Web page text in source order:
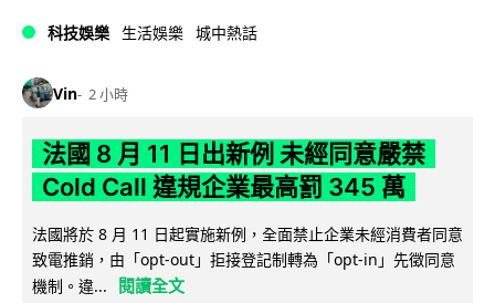
科技娛樂 生活娛樂 城中熱話
Vin 2 小時
法國 8 月 11 日出新例 未經同意嚴禁
Cold Call 違規企業最高罰 345 萬
法國將於 8 月 11 日起實施新例，全面禁止企業未經消費者同意
致電推銷，由「opt-out」拒接登記制轉為「opt-in」先徵同意
機制。違...
閱讀全文